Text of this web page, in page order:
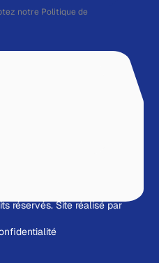
réservés.Site réalisé par
notre Politique de